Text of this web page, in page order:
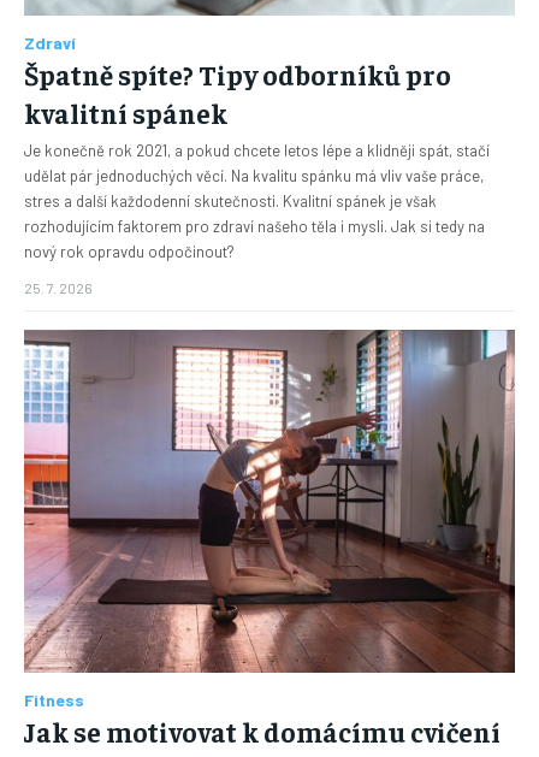
Zdraví
Špatně spíte? Tipy odborníků pro
kvalitní spánek
Je konečně rok 2021, a pokud chcete letos lépe a klidněji spát, stačí
udělat pár jednoduchých věcí. Na kvalitu spánku má vliv vaše práce,
stres a další každodenní skutečnosti. Kvalitní spánek je však
rozhodujícím faktorem pro zdraví našeho těla i mysli. Jak si tedy na
nový rok opravdu odpočinout?
25. 7. 2026
Fitness
Jak se motivovat k domácímu cvičení